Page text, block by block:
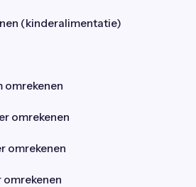
(kinderalimentatie)
omrekenen
omrekenen
omrekenen